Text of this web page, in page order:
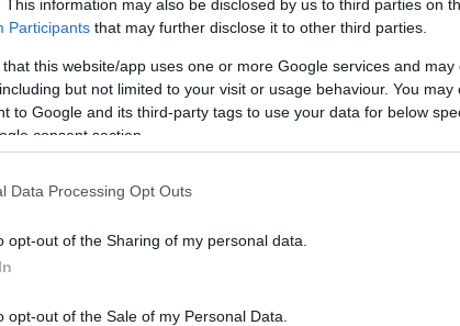
This information may also be disclosed by us to third parties on
Participants that may further disclose it to other third parties.
that this website/app uses one or more Google services and
but not limited to your visit or usage behaviour. You may
to Google and its third-party tags to use your data for below
consent section.
Data Processing Opt Outs
opt-out of the Sharing of my personal data.
opt-out of the Sale of my Personal Data.